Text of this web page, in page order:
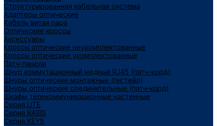
Структурированная кабельная система
Адаптеры оптические
Кабель витая пара
Оптические кроссы
Аксессуары
Кроссы оптические неукомплектованные
Кроссы оптические укомплектованные
Патч-панели
Шнур коммутационный медный RJ45 (патч-корд)
Шнуры оптические монтажные (пигтейл)
Шнуры оптические соединительные (патч-корд)
Шкафы телекоммуникационные настенные
Cерия LITE
Cерия BASIS
Cерия KEYS